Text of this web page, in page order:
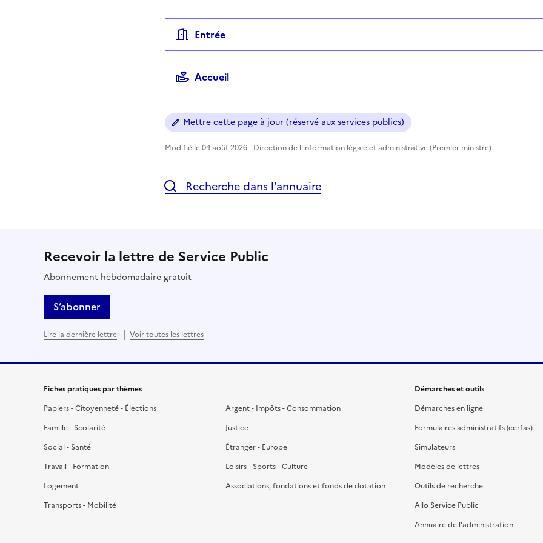
Entrée
Accueil
Mettre cette page à jour (réservé aux services publics)
Modifié le 04 août 2026 - Direction de l'information légale et administrative (Premier ministre)
Recherche dans l’annuaire
Recevoir la lettre de Service Public
Abonnement hebdomadaire gratuit
S’abonner
Lire la dernière lettre Voir toutes les lettres
Fiches pratiques par thèmes
Papiers - Citoyenneté - Élections
Famille - Scolarité
Social - Santé
Travail - Formation
Logement
Transports - Mobilité
Argent - Impôts - Consommation
Justice
Étranger - Europe
Loisirs - Sports - Culture
Associations, fondations et fonds de dotation
Démarches et outils
Démarches en ligne
Formulaires administratifs (cerfas)
Simulateurs
Modèles de lettres
Outils de recherche
Allo Service Public
Annuaire de l'administration